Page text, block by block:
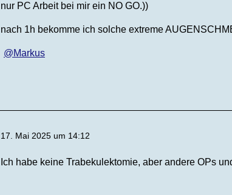
nur PC Arbeit bei mir ein NO GO.))
nach 1h bekomme ich solche extreme
Markus
17. Mai 2025 um 14:12
Ich habe keine Trabekulektomie, aber andere OPs